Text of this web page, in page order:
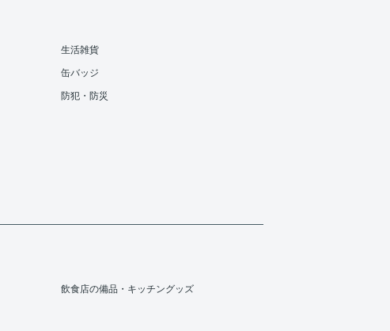
生活雑貨
缶バッジ
防犯・防災
飲食店の備品・キッチングッズ